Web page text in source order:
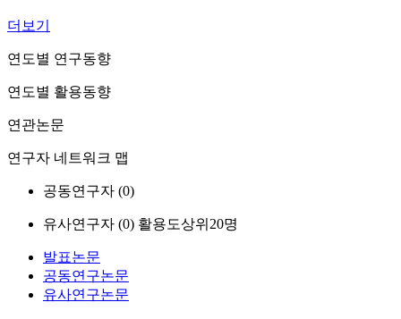
더보기
연도별 연구동향
연도별 활용동향
연관논문
연구자 네트워크 맵
공동연구자 (0)
유사연구자 (0) 활용도상위20명
발표논문
공동연구논문
유사연구논문